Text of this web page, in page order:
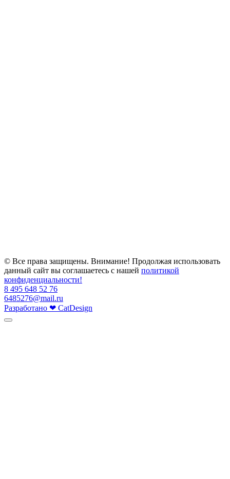
© Все права защищены. Внимание! Продолжая использовать
данный сайт вы соглашаетесь с нашей политикой
конфиденциальности!
8 495 648 52 76
6485276@mail.ru
Разработано ❤ CatDesign